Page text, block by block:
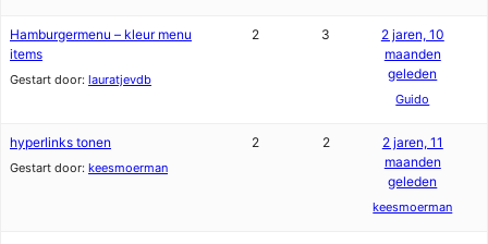
Hamburgermenu – kleur menu
items
Gestart door: lauratjevdb
2 3
2 jaren, 10
maanden
geleden
Guido
hyperlinks tonen
Gestart door: keesmoerman
2 2
2 jaren, 11
maanden
geleden
keesmoerman